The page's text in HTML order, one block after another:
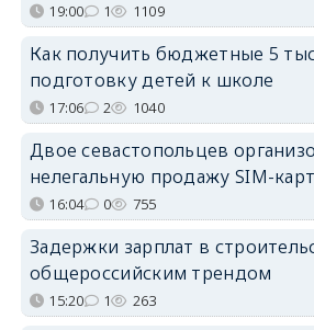
19:00 1 1109
Как получить бюджетные 5
подготовку детей к школе
17:06 2 1040
Двое севастопольцев
нелегальную продажу SIM-карт
16:04 0 755
Задержки зарплат в
общероссийским трендом
15:20 1 263